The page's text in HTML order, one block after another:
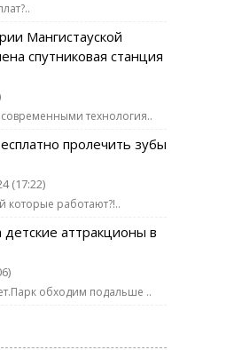
Мангистауской
спутниковая станция
технология..
пролечить зубы
(17:22)
которые работают?!..
аттракционы в
обходим подальше ..